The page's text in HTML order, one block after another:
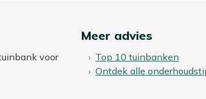
voor
Meer advies
Top 10 tuinbanken
Ontdek alle